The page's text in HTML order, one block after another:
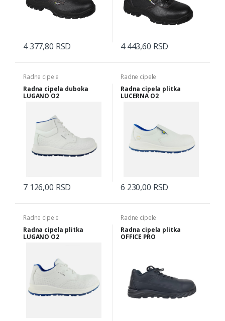
4 377,80 RSD 4 443,60 RSD
Radne cipele
Radna cipela duboka
LUGANO O2
7 126,00 RSD
Radne cipele
Radna cipela plitka
LUCERNA O2
6 230,00 RSD
Radne cipele
Radna cipela plitka
LUGANO O2
Radne cipele
Radna cipela plitka
OFFICE PRO